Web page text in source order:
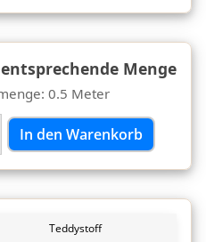
Menge
0.5 Meter
In den Warenkorb
Teddystoff